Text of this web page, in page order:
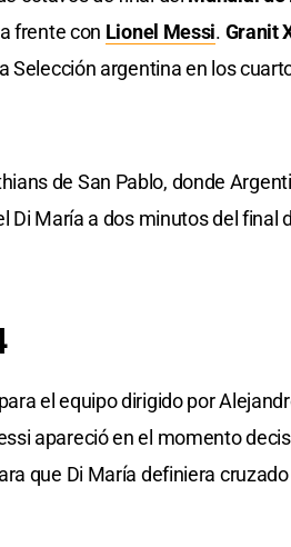
frente con Lionel Messi. Granit
argentina en los
de San Pablo, donde
Di María a dos minutos del final
el equipo dirigido por
apareció en el momento
que Di María definiera